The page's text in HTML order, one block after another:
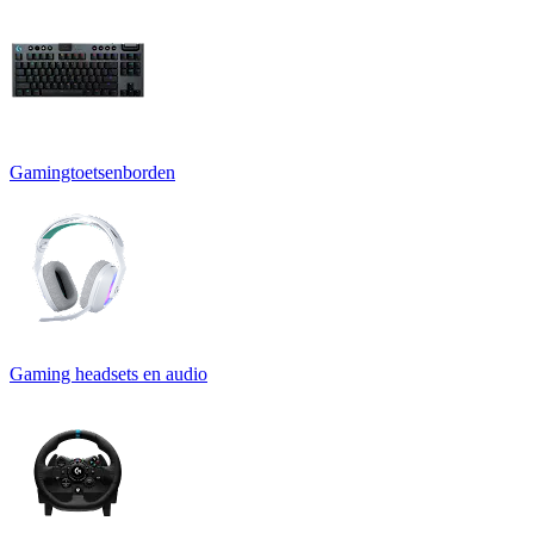
Gamingtoetsenborden
Gaming headsets en audio